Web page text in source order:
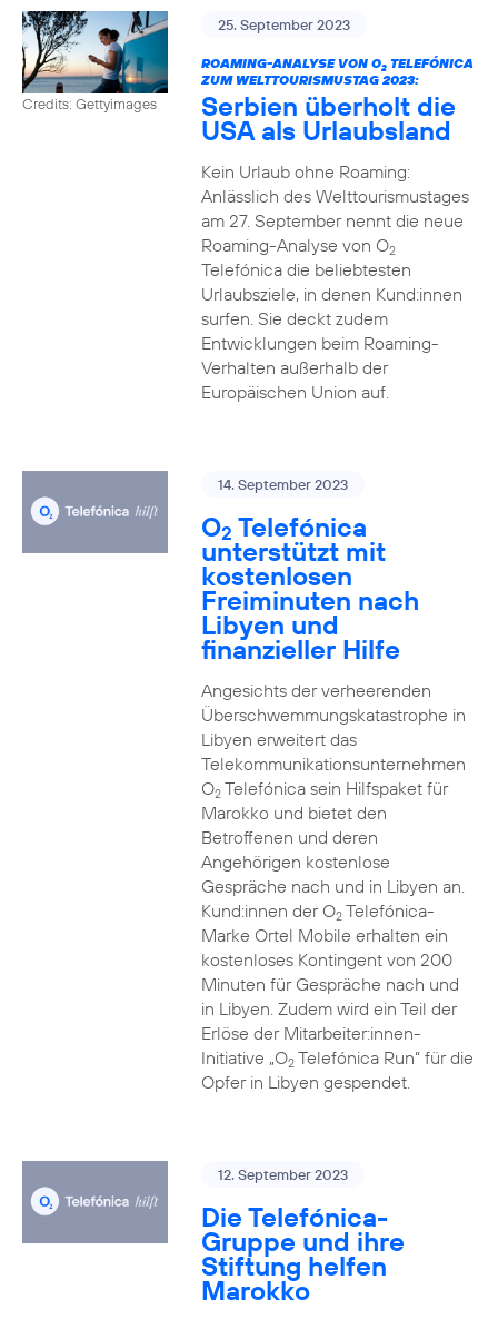
Credits: Gettyimages
25. September 2023
ROAMING-ANALYSE VON O2TELEFÓNICA
ZUM WELTTOURISMUSTAG 2023:
Serbien überholt die
USA als Urlaubsland
Kein Urlaub ohne Roaming:
Anlässlich des Welttourismustages
am 27. September nennt die neue
Roaming-Analyse von O2
Telefónica die beliebtesten
Urlaubsziele, in denen Kund:innen
surfen. Sie deckt zudem
Entwicklungen beim Roaming-
Verhalten außerhalb der
Europäischen Union auf.
14. September 2023
O2 Telefónica
unterstützt mit
kostenlosen
Freiminuten nach
Libyen und
finanzieller Hilfe
Angesichts der verheerenden
Überschwemmungskatastrophe in
Libyen erweitert das
Telekommunikationsunternehmen
O2Telefónica sein Hilfspaket für
Marokko und bietet den
Betroffenen und deren
Angehörigen kostenlose
Gespräche nach und in Libyen an.
Kund:innen der O2Telefónica-
Marke Ortel Mobile erhalten ein
kostenloses Kontingent von 200
Minuten für Gespräche nach und
in Libyen. Zudem wird ein Teil der
Erlöse der Mitarbeiter:innen-
Initiative „O2Telefónica Run“ für die
Opfer in Libyen gespendet.
12. September 2023
Die Telefónica-
Gruppe und ihre
Stiftung helfen
Marokko